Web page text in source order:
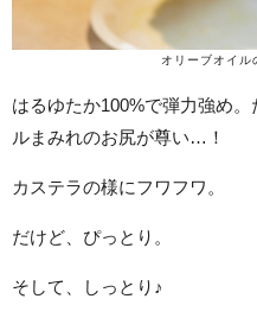
オリーブオイル
はるゆたか100%で弾力強め
ルまみれのお尻が尊い…！
カステラの様にフワフワ。
だけど、ぴっとり。
そして、しっとり♪